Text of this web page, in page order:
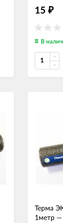
15 ₽
В
Терма
1метр —